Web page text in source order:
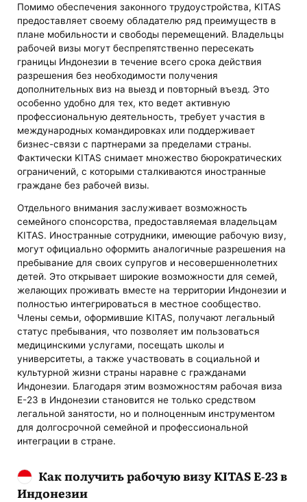
Помимо обеспечения законного трудоустройства, KITAS
предоставляет своему обладателю ряд преимуществ в
плане мобильности и свободы перемещений. Владельцы
рабочей визы могут беспрепятственно пересекать
границы Индонезии в течение всего срока действия
разрешения без необходимости получения
дополнительных виз на выезд и повторный въезд. Это
особенно удобно для тех, кто ведет активную
профессиональную деятельность, требует участия в
международных командировках или поддерживает
бизнес-связи с партнерами за пределами страны.
Фактически KITAS снимает множество бюрократических
ограничений, с которыми сталкиваются иностранные
граждане без рабочей визы.
Отдельного внимания заслуживает возможность
семейного спонсорства, предоставляемая владельцам
KITAS. Иностранные сотрудники, имеющие рабочую визу,
могут официально оформить аналогичные разрешения на
пребывание для своих супругов и несовершеннолетних
детей. Это открывает широкие возможности для семей,
желающих проживать вместе на территории Индонезии и
полностью интегрироваться в местное сообщество.
Члены семьи, оформившие KITAS, получают легальный
статус пребывания, что позволяет им пользоваться
медицинскими услугами, посещать школы и
университеты, а также участвовать в социальной и
культурной жизни страны наравне с гражданами
Индонезии. Благодаря этим возможностям рабочая виза
E-23 в Индонезии становится не только средством
легальной занятости, но и полноценным инструментом
для долгосрочной семейной и профессиональной
интеграции в стране.
Как получить рабочую визу KITAS E-23 в
Индонезии